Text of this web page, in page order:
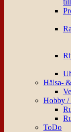
Hälsa-
Hobby /
ToDo